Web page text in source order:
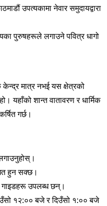
उपत्यकामा नेवार समुदायद्वारा
पुरुषहरूले लगाउने पवित्र धागो
मात्र नभई यस क्षेत्रको
यहाँको शान्त वातावरण र धार्मिक
गर्छ।
हुन सक्छ।
गाइडहरू उपलब्ध छन्।
१२:०० बजे र दिउँसो १:०० बजे